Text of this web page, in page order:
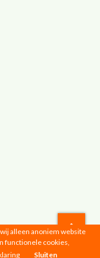
alleen anoniem website
functionele cookies,
Sluiten